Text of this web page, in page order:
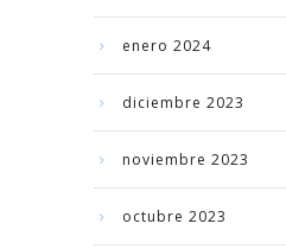
enero 2024
diciembre 2023
noviembre 2023
octubre 2023